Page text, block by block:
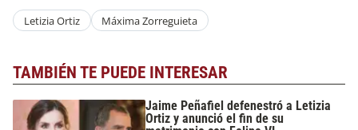
Letizia Ortiz Máxima Zorreguieta
TAMBIÉN TE PUEDE INTERESAR
Jaime Peñafiel defenestró a Letizia
Ortiz y anunció el fin de su